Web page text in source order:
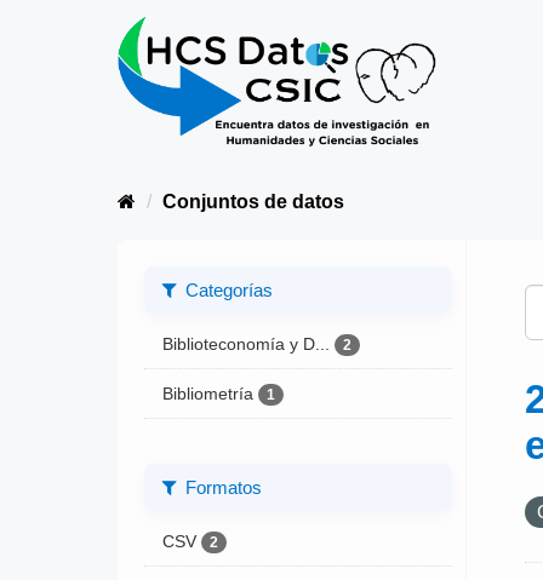
Conjuntos de datos
Categorías
Biblioteconomía y D... 2
Bibliometría 1
Formatos
CSV 2